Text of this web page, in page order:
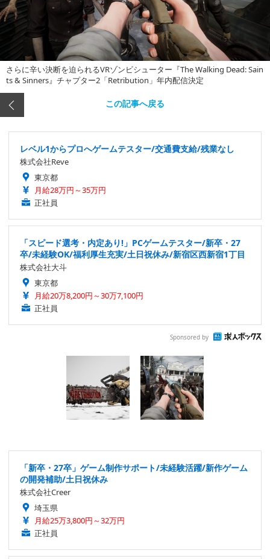
さらに辛い決断を迫られるVRゾンビシューター『The Walking Dead: Sain
ts & Sinners』チャプター2「Retribution」年内配信決定
この記事へ戻る
レベル1からプロへゲームテスター/交通費支給/残業なし
株式会社Reve
東京都
月給28万円～35万円
正社員
「スピード選考・内定あり!」PCゲームテスター/新卒・27
卒/未経験OK/福利厚生充実/土日祝休み/新宿区西新宿1丁目
株式会社大斗
東京都
月給20万8,200円～30万7,100円
正社員
Sponsored by
「新卒・27卒」ゲーム制作サポート/未経験活躍/新作ゲーム
の開発補助/土日祝休み
株式会社Creer
埼玉県
月給25万3,800円～32万円
正社員